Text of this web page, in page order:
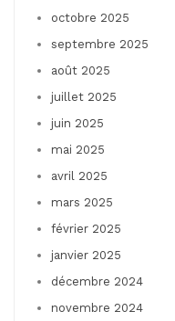
octobre 2025
septembre 2025
août 2025
juillet 2025
juin 2025
mai 2025
avril 2025
mars 2025
février 2025
janvier 2025
décembre 2024
novembre 2024